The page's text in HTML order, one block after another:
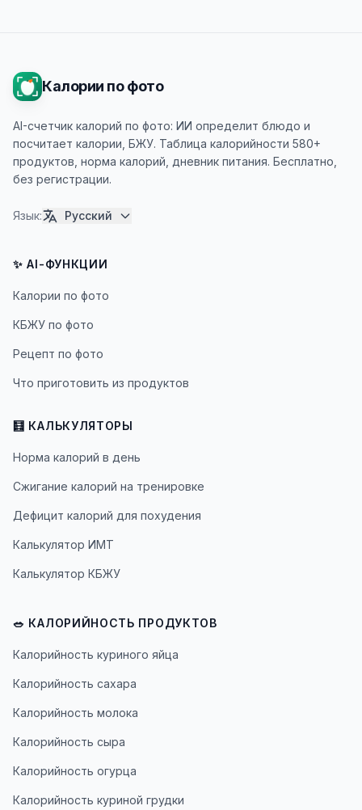
Калории по фото
AI-счетчик калорий по фото: ИИ определит блюдо и
посчитает калории, БЖУ. Таблица калорийности 580+
продуктов, норма калорий, дневник питания. Бесплатно,
без регистрации.
Язык: Русский
✨ AI-ФУНКЦИИ
Калории по фото
КБЖУ по фото
Рецепт по фото
Что приготовить из продуктов
🧮 КАЛЬКУЛЯТОРЫ
Норма калорий в день
Сжигание калорий на тренировке
Дефицит калорий для похудения
Калькулятор ИМТ
Калькулятор КБЖУ
🥗 КАЛОРИЙНОСТЬ ПРОДУКТОВ
Калорийность куриного яйца
Калорийность сахара
Калорийность молока
Калорийность сыра
Калорийность огурца
Калорийность куриной грудки